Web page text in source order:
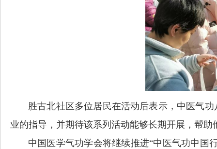
胜古北社区多位居民在活动后表示，中医气
业的指导，并期待该系列活动能够长期开展，帮
中国医学气功学会将继续推进“中医气功中国